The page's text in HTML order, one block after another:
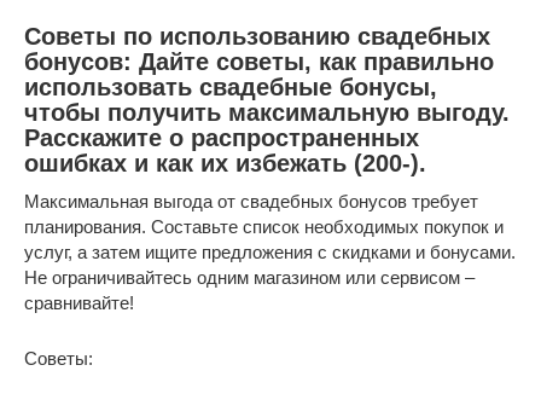
Советы по использованию свадебных
бонусов: Дайте советы, как правильно
использовать свадебные бонусы,
чтобы получить максимальную выгоду.
Расскажите о распространенных
ошибках и как их избежать (200-).
Максимальная выгода от свадебных бонусов требует
планирования. Составьте список необходимых покупок и
услуг, а затем ищите предложения с скидками и бонусами.
Не ограничивайтесь одним магазином или сервисом –
сравнивайте!
Советы: